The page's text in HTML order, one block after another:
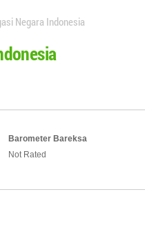
Negara Indonesia
Barometer Bareksa
Not Rated